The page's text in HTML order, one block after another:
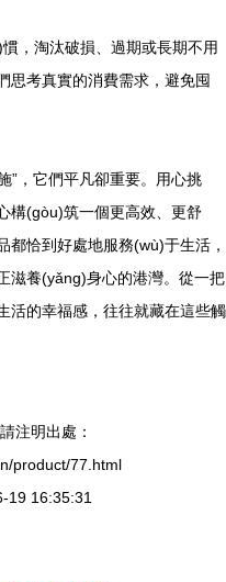
，淘汰破損、過期或長期不用
思考真實的消費需求，避免囤
”，它們平凡卻重要。用心挑
構(gòu)筑一個更高效、更舒
都恰到好處地服務(wù)于生活，
滋養(yǎng)身心的港灣。從一把
活的幸福感，往往就藏在這些觸
注明出處：
product/77.html
19 16:35:31